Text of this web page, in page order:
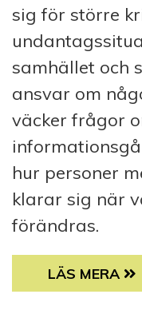
sig för större
samhället och
ansvar om
väcker frågor
hur personer
klarar sig när
förändras.
”JAG LITAR
LÄS MERA